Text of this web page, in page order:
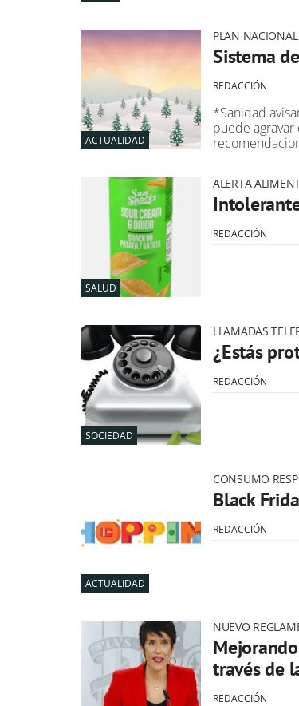
ACTUALIDAD
PLAN NACIONAL
Sistema
REDACCIÓN
*Sanidad
puede
SALUD
ALERTA
REDACCIÓN
SOCIEDAD
LLAMADAS
¿Estás
REDACCIÓN
ACTUALIDAD
CONSUMO
Black
REDACCIÓN
NUEVO
través de
REDACCIÓN